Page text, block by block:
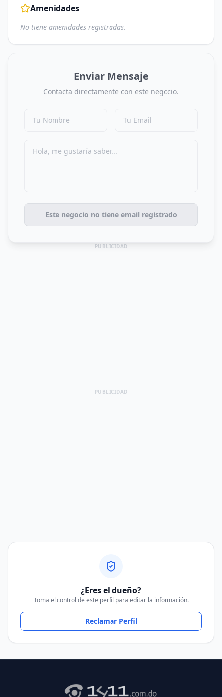
Amenidades
No tiene amenidades registradas.
Enviar Mensaje
Contacta directamente con este negocio.
Este negocio no tiene email registrado
PUBLICIDAD
PUBLICIDAD
¿Eres el dueño?
Toma el control de este perfil para editar la información.
Reclamar Perfil